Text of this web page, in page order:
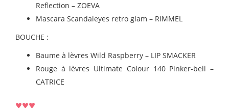
Reflection – ZOEVA
Mascara Scandaleyes retro glam – RIMMEL
BOUCHE :
Baume à lèvres Wild Raspberry – LIP SMACKER
Rouge à lèvres Ultimate Colour 140 Pinker-bell –
CATRICE
♥♥♥